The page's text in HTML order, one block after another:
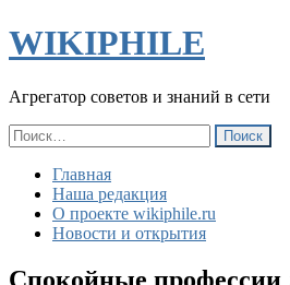
WIKIPHILE
Агрегатор советов и знаний в сети
Найти:
Главная
Наша редакция
О проекте wikiphile.ru
Новости и открытия
Спокойные профессии